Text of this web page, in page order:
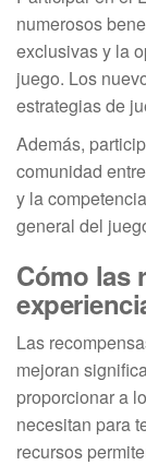
numerosos
exclusivas y la
juego. Los
estrategias de
Además,
comunidad
y la
general del
Cómo las
Las
mejoran
proporcionar a
necesitan para
recursos